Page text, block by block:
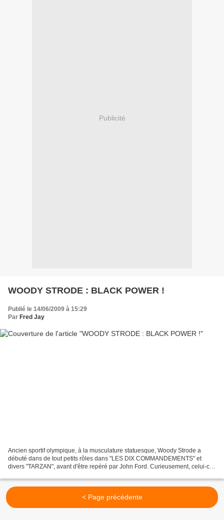
Publicité
WOODY STRODE : BLACK POWER !
Publié le 14/06/2009 à 15:29
Par Fred Jay
Ancien sportif olympique, à la musculature statuesque, Woody Strode a
débuté dans de tout petits rôles dans "LES DIX COMMANDEMENTS" et
divers "TARZAN", avant d'être repéré par John Ford. Curieusement, celui-ci
< Page précédente